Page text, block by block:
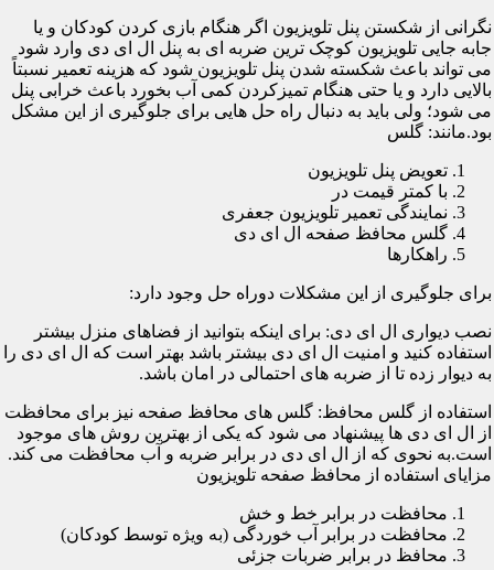
نگرانی از شکستن پنل تلویزیون اگر هنگام بازی کردن کودکان و یا
جابه جایی تلویزیون کوچک ترین ضربه ای به پنل ال ای دی وارد شود
می تواند باعث شکسته شدن پنل تلویزیون شود که هزینه تعمیر نسبتاً
بالایی دارد و یا حتی هنگام تمیزکردن کمی آب بخورد باعث خرابی پنل
می شود؛ ولی باید به دنبال راه حل هایی برای جلوگیری از این مشکل
بود.مانند: گلس
تعویض پنل تلویزیون
با کمتر قیمت در
نمایندگی تعمیر تلویزیون جعفری
گلس محافظ صفحه ال ای دی
راهکارها
برای جلوگیری از این مشکلات دوراه حل وجود دارد:
نصب دیواری ال ای دی: برای اینکه بتوانید از فضاهای منزل بیشتر
استفاده کنید و امنیت ال ای دی بیشتر باشد بهتر است که ال ای دی را
به دیوار زده تا از ضربه های احتمالی در امان باشد.
استفاده از گلس محافظ: گلس های محافظ صفحه نیز برای محافظت
از ال ای دی ها پیشنهاد می شود که یکی از بهترین روش های موجود
است.به نحوی که از ال ای دی در برابر ضربه و آب محافظت می کند.
مزایای استفاده از محافظ صفحه تلویزیون
محافظت در برابر خط و خش
محافظت در برابر آب خوردگی (به ویژه توسط کودکان)
محافظ در برابر ضربات جزئی